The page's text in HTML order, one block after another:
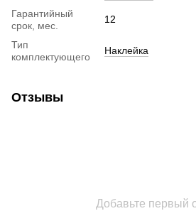
Гарантийный
срок, мес.
12
Тип
комплектующего
Наклейка
Отзывы
Добавьте первый